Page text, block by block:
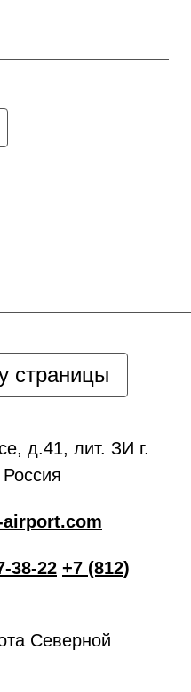
страницы
д.41, лит. ЗИ г.
38-22 +7 (812)
Северной